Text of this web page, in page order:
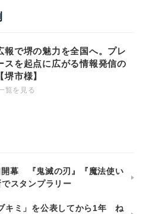
報で堺の魅力を全国へ。プレ
スを起点に広がる情報発信の
市様】
覧を見る
幕 『鬼滅の刃』『魔法使い
スタンプラリー
キミ」を公表してから1年 ね